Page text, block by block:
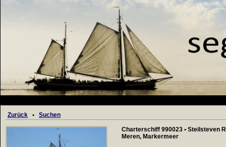
Zurück • Suchen
Charterschiff 990023 • Steilsteven
Meren, Markermeer